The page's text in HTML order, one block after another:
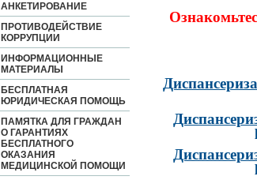
АНКЕТИРОВАНИЕ
ПРОТИВОДЕЙСТВИЕ
КОРРУПЦИИ
ИНФОРМАЦИОННЫЕ
МАТЕРИАЛЫ
БЕСПЛАТНАЯ
ЮРИДИЧЕСКАЯ ПОМОЩЬ
ПАМЯТКА ДЛЯ ГРАЖДАН
О ГАРАНТИЯХ
БЕСПЛАТНОГО
ОКАЗАНИЯ
МЕДИЦИНСКОЙ ПОМОЩИ